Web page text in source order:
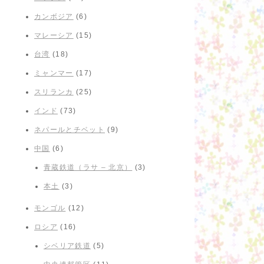
カンボジア (6)
マレーシア (15)
台湾 (18)
ミャンマー (17)
スリランカ (25)
インド (73)
ネパールとチベット (9)
中国 (6)
青蔵鉄道（ラサ – 北京） (3)
本土 (3)
モンゴル (12)
ロシア (16)
シベリア鉄道 (5)